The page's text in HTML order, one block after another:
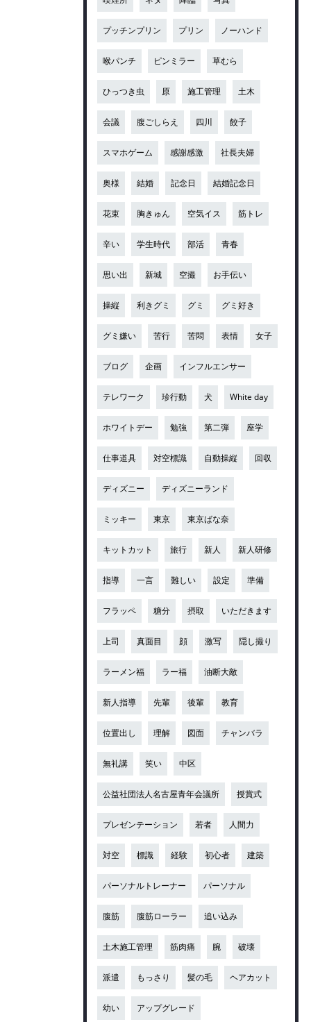
プッチンプリン プリン ノーハンド
喉パンチ ピンミラー 草むら
ひっつき虫 原 施工管理 土木
会議 腹ごしらえ 四川 餃子
スマホゲーム 感謝感激 社長夫婦
奥様 結婚 記念日 結婚記念日
花束 胸きゅん 空気イス 筋トレ
辛い 学生時代 部活 青春
思い出 新城 空撮 お手伝い
操縦 利きグミ グミ グミ好き
グミ嫌い 苦行 苦悶 表情 女子
ブログ 企画 インフルエンサー
テレワーク 珍行動 犬 White day
ホワイトデー 勉強 第二弾 座学
仕事道具 対空標識 自動操縦 回収
ディズニー ディズニーランド
ミッキー 東京 東京ばな奈
キットカット 旅行 新人 新人研修
指導 一言 難しい 設定 準備
フラッペ 糖分 摂取 いただきます
上司 真面目 顔 激写 隠し撮り
ラーメン福 ラー福 油断大敵
新人指導 先輩 後輩 教育
位置出し 理解 図面 チャンバラ
無礼講 笑い 中区
公益社団法人名古屋青年会議所 授賞式
プレゼンテーション 若者 人間力
対空 標識 経験 初心者 建築
パーソナルトレーナー パーソナル
腹筋 腹筋ローラー 追い込み
土木施工管理 筋肉痛 腕 破壊
派遣 もっさり 髪の毛 ヘアカット
幼い アップグレード